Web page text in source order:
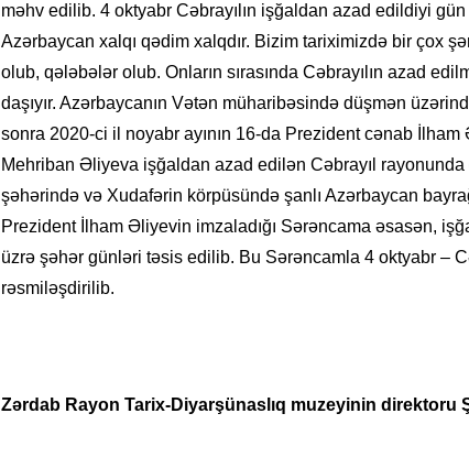
məhv edilib. 4 oktyabr Cəbrayılın işğaldan azad edildiyi
Azərbaycan xalqı qədim xalqdır. Bizim tariximizdə bir çox
olub, qələbələr olub. Onların sırasında Cəbrayılın azad
daşıyır. Azərbaycanın Vətən müharibəsində düşmən
sonra 2020-ci il noyabr ayının 16-da Prezident cənab
Mehriban Əliyeva işğaldan azad edilən Cəbrayıl rayonunda
şəhərində və Xudafərin körpüsündə şanlı Azərbaycan
Prezident İlham Əliyevin imzaladığı Sərəncama əsasən,
üzrə şəhər günləri təsis edilib. Bu Sərəncamla 4 oktyabr –
rəsmiləşdirilib.
Zərdab Rayon Tarix-Diyarşünaslıq muzeyinin direktoru